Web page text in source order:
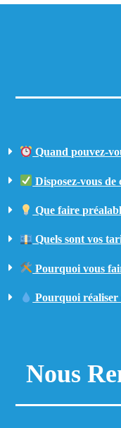
Quand pouvez-
Disposez-vous
Que faire
Quels sont vos
Pourquoi vous
Pourquoi réaliser
Nous